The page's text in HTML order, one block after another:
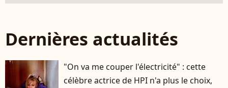
Dernières actualités
"On va me couper l'électricité" : cette
célèbre actrice de HPI n'a plus le choix,